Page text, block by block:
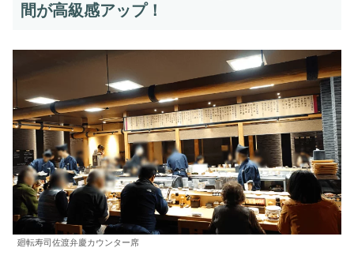
間が高級感アップ！
廻転寿司佐渡弁慶カウンター席